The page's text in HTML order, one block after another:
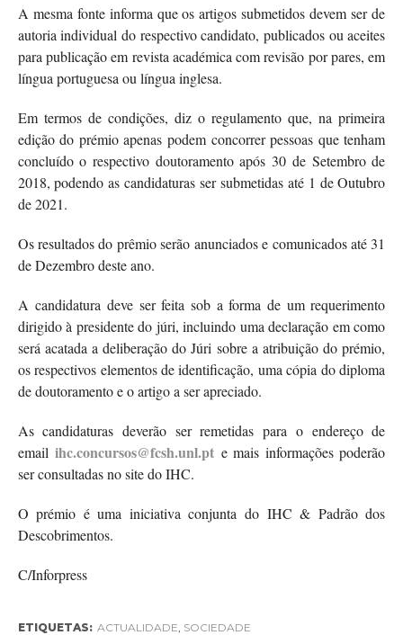
A mesma fonte informa que os artigos submetidos devem ser de
autoria individual do respectivo candidato, publicados ou aceites
para publicação em revista académica com revisão por pares, em
língua portuguesa ou língua inglesa.
Em termos de condições, diz o regulamento que, na primeira
edição do prémio apenas podem concorrer pessoas que tenham
concluído o respectivo doutoramento após 30 de Setembro de
2018, podendo as candidaturas ser submetidas até 1 de Outubro
de 2021.
Os resultados do prêmio serão anunciados e comunicados até 31
de Dezembro deste ano.
A candidatura deve ser feita sob a forma de um requerimento
dirigido à presidente do júri, incluindo uma declaração em como
será acatada a deliberação do Júri sobre a atribuição do prémio,
os respectivos elementos de identificação, uma cópia do diploma
de doutoramento e o artigo a ser apreciado.
As candidaturas deverão ser remetidas para o endereço de
emailihc.concursos@fcsh.unl.pt e mais informações poderão
ser consultadas no site do IHC.
O prémio é uma iniciativa conjunta do IHC & Padrão dos
Descobrimentos.
C/Inforpress
ETIQUETAS: ACTUALIDADE, SOCIEDADE